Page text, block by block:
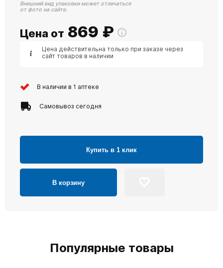
Внешний вид упаковки может отличаться
от фото на сайте.
Цена от 869 ₽
Цена действительна только при заказе через
сайт товаров в наличии
В наличии в 1 аптеке
Самовывоз сегодня
Купить в 1 клик
В корзину
Популярные товары